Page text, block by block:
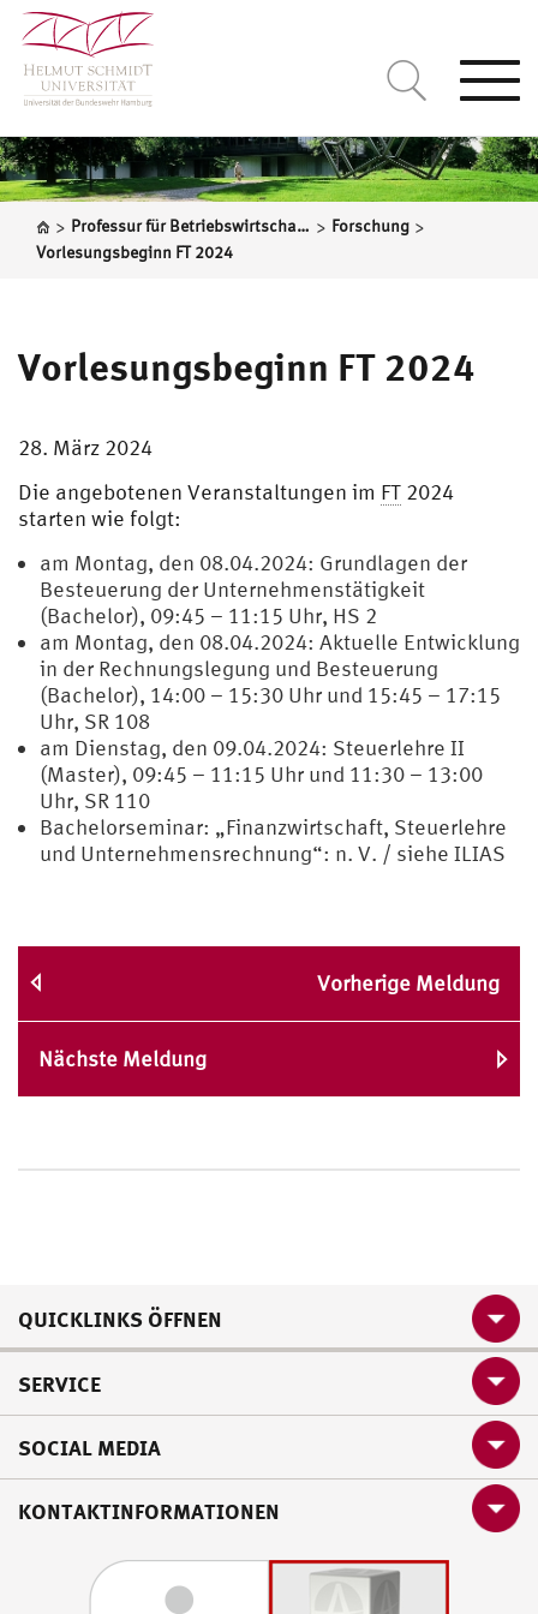
> Professur für Betriebswirtschaftslehre, insbesondere Betriebswirtschaftliche Steuerlehre > Forschung >
Vorlesungsbeginn FT 2024
Vorlesungsbeginn FT 2024
28. März 2024
Die angebotenen Veranstaltungen im FT 2024
starten wie folgt:
am Montag, den 08.04.2024: Grundlagen der
Besteuerung der Unternehmenstätigkeit
(Bachelor), 09:45 – 11:15 Uhr, HS 2
am Montag, den 08.04.2024: Aktuelle Entwicklung
in der Rechnungslegung und Besteuerung
(Bachelor), 14:00 – 15:30 Uhr und 15:45 – 17:15
Uhr, SR 108
am Dienstag, den 09.04.2024: Steuerlehre II
(Master), 09:45 – 11:15 Uhr und 11:30 – 13:00
Uhr, SR 110
Bachelorseminar: „Finanzwirtschaft, Steuerlehre
und Unternehmensrechnung“: n. V. / siehe ILIAS
Vorherige Meldung
Nächste Meldung
QUICKLINKS ÖFFNEN
SERVICE
SOCIAL MEDIA
KONTAKTINFORMATIONEN